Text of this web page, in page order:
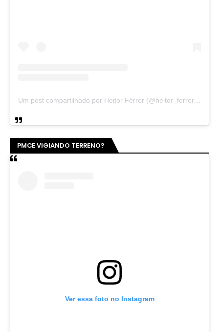
Um post compartilhado por Heitor Férrer (@heitor_ferrer77)
PMCE VIGIANDO TERRENO?
Ver essa foto no Instagram